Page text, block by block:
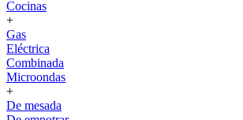
Cocinas
+
Gas
Eléctrica
Combinada
Microondas
+
De mesada